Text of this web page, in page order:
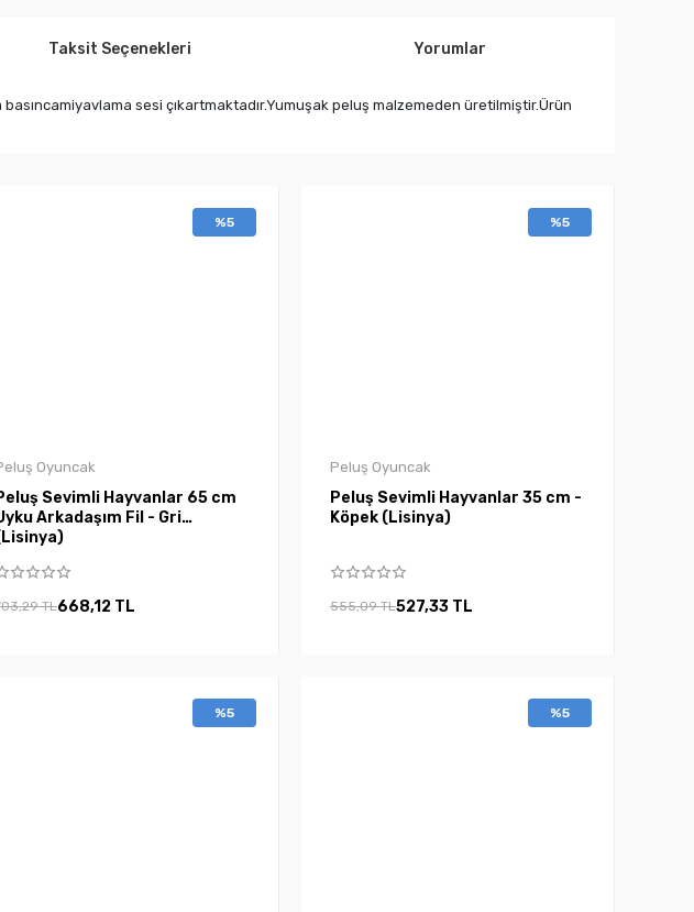
Taksit Seçenekleri Yorumlar
sesi çıkartmaktadır.Yumuşak peluş malzemeden üretilmiştir.Ürün
%5
Oyuncak
Sevimli Hayvanlar 65 cm
Arkadaşım Fil - Gri
TL668,12 TL
%5
Peluş Oyuncak
Peluş Sevimli Hayvanlar 35 cm -
Köpek (Lisinya)
555,09 TL527,33 TL
%5 %5